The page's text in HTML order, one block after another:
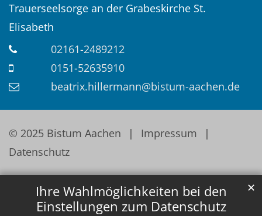
Ihre Wahlmöglichkeiten bei den
Einstellungen zum Datenschutz
✕
Trauerseelsorge an der Grabeskirche St.
Elisabeth
02161-2489212
0151-52635910
beatrix.hillermann@bistum-aachen.de
© 2025 Bistum Aachen
Impressum
Datenschutz